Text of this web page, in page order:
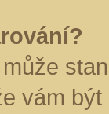
vám